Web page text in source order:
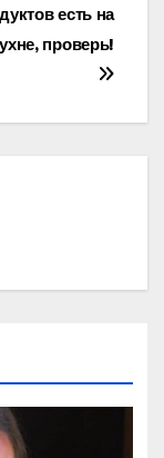
есть на
проверь!